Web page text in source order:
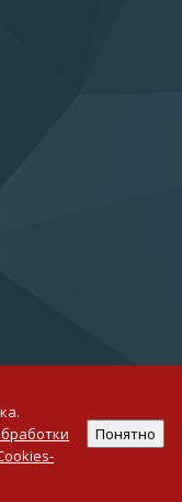
in 1C-Bitrix
Понятно